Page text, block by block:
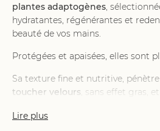
plantes adaptogènes,
hydratantes, régénérantes et
beauté de vos mains.
Protégées et apaisées, elles sont
Sa texture fine et nutritive,
toucher velours , sans effet gras,
d’oranger et de bois de cachemire.
Lire plus